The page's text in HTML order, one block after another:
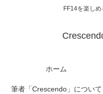
FF14を楽し
ホーム
筆者「Crescendo」について